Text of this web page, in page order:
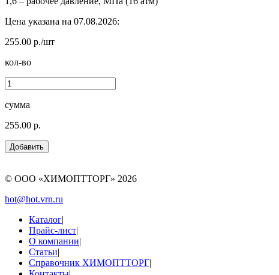
Цена указана на 07.08.2026:
255.00 р./шт
кол-во
сумма
255.00 р.
© ООО «ХИМОПТТОРГ» 2026
hot@hot.vrn.ru
Каталог|
Прайс-лист|
О компании|
Статьи|
Справочник ХИМОПТТОРГ|